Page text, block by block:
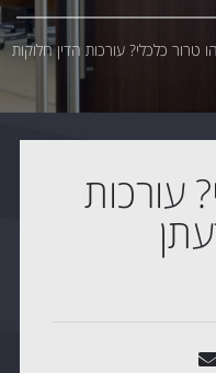
טרור כלכלי? עורכות הדין חלוקות
עורכות